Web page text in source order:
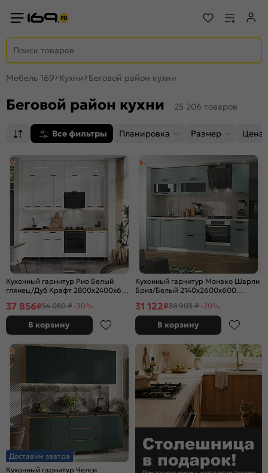
Мебель 169 Кухни Беговой район кухни
Беговой район кухни 25 206 товаров
Все фильтры Планировка Размер Цена,
Кухонный гарнитур Рио Белый
глянец/Дуб Крафт 2800x2400x600
37 856₽54 080 ₽ -30%
В корзину
Кухонный гарнитур Монако Шарли
Бриз/Белый 2140x2600x600
31 122₽38 903 ₽ -20%
В корзину
Доставим завтра
Кухонный гарнитур Челси